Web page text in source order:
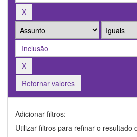
Retornar valores
Adicionar filtros:
Utilizar filtros para refinar o resultado